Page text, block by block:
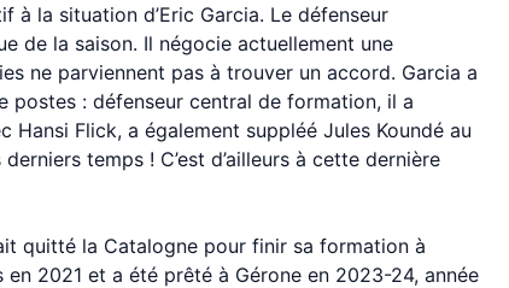
à la situation d’Eric Garcia. Le défenseur
de la saison. Il négocie actuellement une
ne parviennent pas à trouver un accord. Garcia a
: défenseur central de formation, il a
Flick, a également suppléé Jules Koundé au
temps ! C’est d’ailleurs à cette dernière
quitté la Catalogne pour finir sa formation à
2021 et a été prêté à Gérone en 2023-24, année